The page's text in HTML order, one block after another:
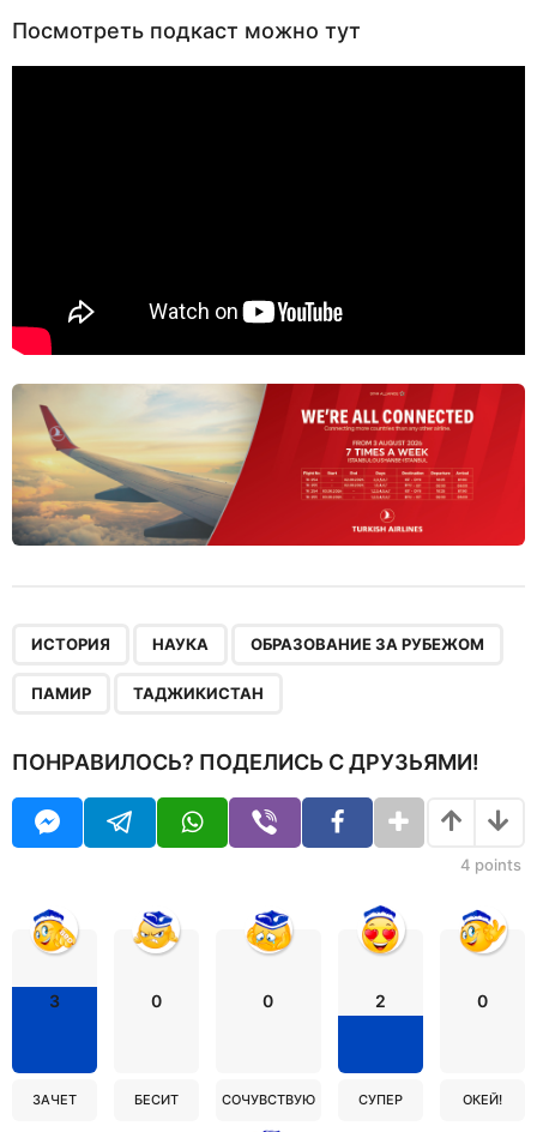
Посмотреть подкаст можно тут
ИСТОРИЯ НАУКА ОБРАЗОВАНИЕ ЗА РУБЕЖОМ
ПАМИР ТАДЖИКИСТАН
ПОНРАВИЛОСЬ? ПОДЕЛИСЬ С ДРУЗЬЯМИ!
4 points
3
ЗАЧЕТ
0
БЕСИТ
0
СОЧУВСТВУЮ
2
СУПЕР
0
ОКЕЙ!